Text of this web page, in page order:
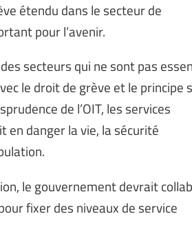
étendu dans le secteur de
pour l’avenir.
secteurs qui ne sont pas
le droit de grève et le principe
de l’OIT, les services
danger la vie, la sécurité
le gouvernement devrait
fixer des niveaux de service